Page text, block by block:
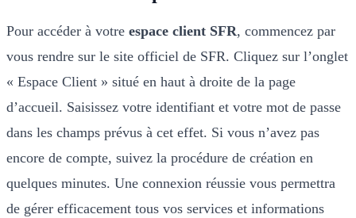
Pour accéder à votre espace client SFR, commencez par
vous rendre sur le site officiel de SFR. Cliquez sur l’onglet
« Espace Client » situé en haut à droite de la page
d’accueil. Saisissez votre identifiant et votre mot de passe
dans les champs prévus à cet effet. Si vous n’avez pas
encore de compte, suivez la procédure de création en
quelques minutes. Une connexion réussie vous permettra
de gérer efficacement tous vos services et informations